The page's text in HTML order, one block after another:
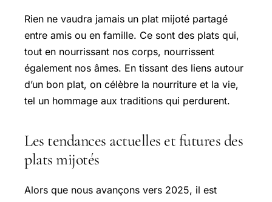
Rien ne vaudra jamais un plat mijoté partagé
entre amis ou en famille. Ce sont des plats qui,
tout en nourrissant nos corps, nourrissent
également nos âmes. En tissant des liens autour
d’un bon plat, on célèbre la nourriture et la vie,
tel un hommage aux traditions qui perdurent.
Les tendances actuelles et futures des
plats mijotés
Alors que nous avançons vers 2025, il est